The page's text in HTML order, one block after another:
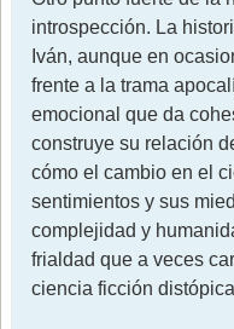
introspección. La
Iván, aunque en
frente a la trama
emocional que da
construye su relación
cómo el cambio en el
sentimientos y sus
complejidad y
frialdad que a veces
ciencia ficción